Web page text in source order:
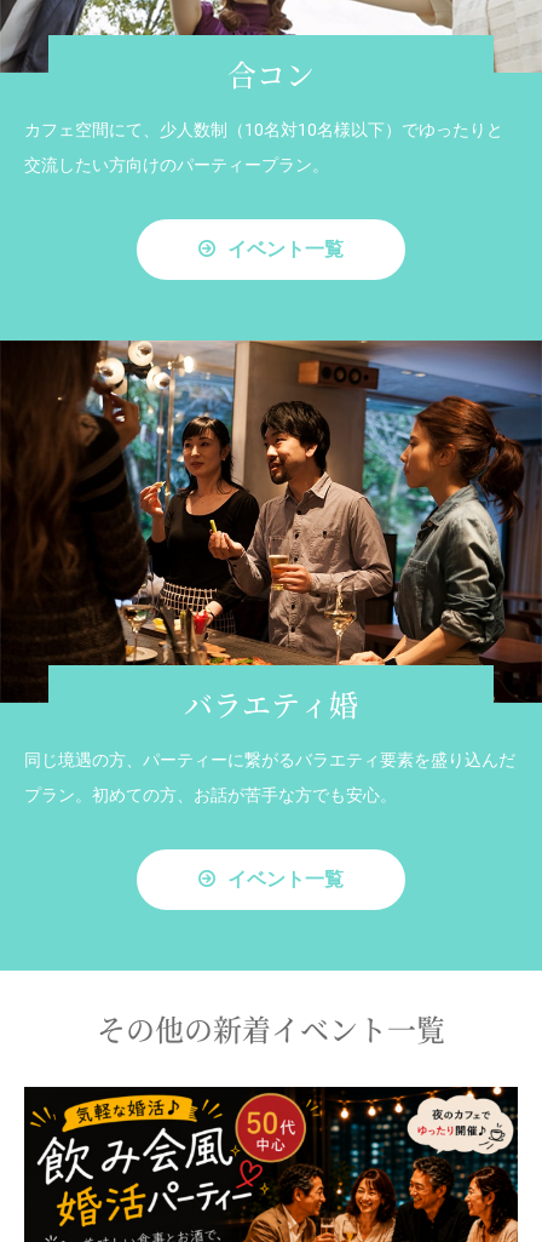
合コン
カフェ空間にて、少人数制（10名対10名様以下）でゆったりと
交流したい方向けのパーティープラン。
イベント一覧
バラエティ婚
同じ境遇の方、パーティーに繋がるバラエティ要素を盛り込んだ
プラン。初めての方、お話が苦手な方でも安心。
イベント一覧
その他の新着イベント一覧